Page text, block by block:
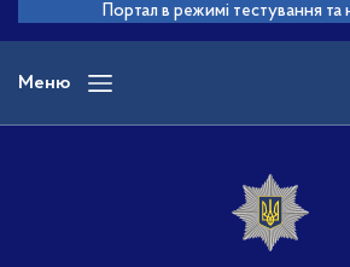
основного
вмісту
Портал в режимі тестування та
Меню